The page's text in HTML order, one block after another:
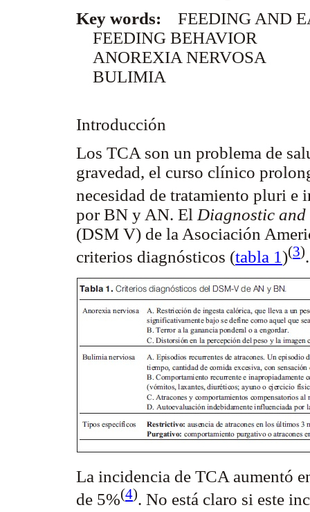
Key words:
FEEDING AND
FEEDING BEHAVIOR
ANOREXIA NERVOSA
BULIMIA
Introducción
Los TCA son un problema de
gravedad, el curso clínico
necesidad de tratamiento pluri e
por BN y AN. El Diagnostic
(DSM V) de la Asociación
criterios diagnósticos (tabla 1)(3)
La incidencia de TCA aumentó
de 5%(4). No está claro si este